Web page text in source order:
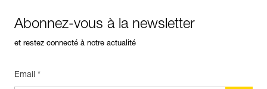
Abonnez-vous à la newsletter
et restez connecté à notre actualité
Email *